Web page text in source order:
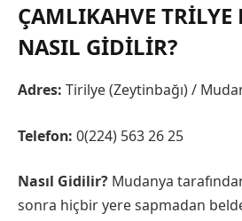
ÇAMLIKAHVE TRILYE
NASIL GIDILIR?
Adres: Tirilye (Zeytinbağı) /
Telefon: 0(224) 563 26 25
Nasıl Gidilir? Mudanya
sonra hiçbir yere sapmadan